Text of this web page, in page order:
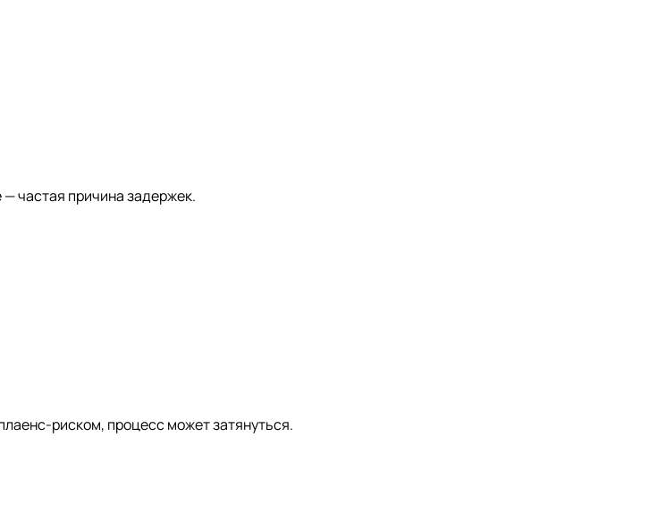
частая причина задержек.
риском, процесс может затянуться.